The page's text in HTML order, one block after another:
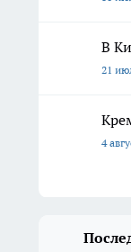
В
21
4